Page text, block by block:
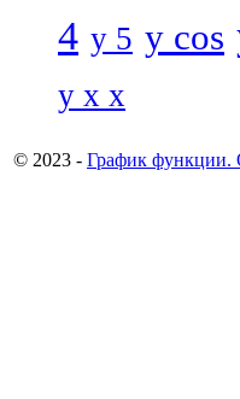
4 y 5 y cos
y x x
© 2023 - График